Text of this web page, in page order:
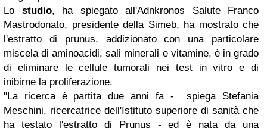
Lo studio, ha spiegato all'Adnkronos Salute Franco
Mastrodonato, presidente della Simeb, ha mostrato che
l'estratto di prunus, addizionato con una particolare
miscela di aminoacidi, sali minerali e vitamine, è in grado
di eliminare le cellule tumorali nei test in vitro e di
inibirne la proliferazione.
"La ricerca è partita due anni fa - spiega Stefania
Meschini, ricercatrice dell'Istituto superiore di sanità che
ha testato l'estratto di Prunus - ed è nata da una